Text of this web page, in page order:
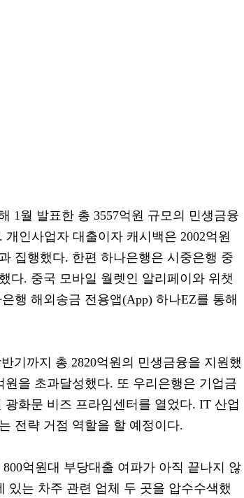
1월 발표한 총 3557억원 규모의 민생금융
인사업자 대출이자 캐시백은 2002억원
집행했다. 한편 하나은행은 시중은행 중
다. 중국 모바일 월렛인 알리페이와 위챗
행 해외송금 전용앱(App) 하나EZ를 통해
기까지 총 2820억원의 민생금융을 지원했
원을 초과달성했다. 또 우리은행은 기업금
화문 비즈 프라임센터를 열었다. IT 산업
전략 거점 역할을 할 예정이다.
억원대 부당대출 여파가 아직 끝나지 않
있는 차주 관련 업체 두 곳을 압수수색했